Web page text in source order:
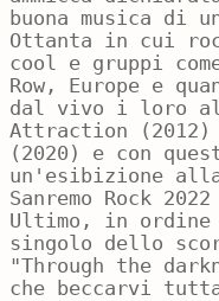
buona musica di
Ottanta in cui
cool e gruppi
Row, Europe e
dal vivo i loro
Attraction
(2020) e con
un'esibizione
Sanremo Rock
Ultimo, in
singolo dello
"Through the
che beccarvi